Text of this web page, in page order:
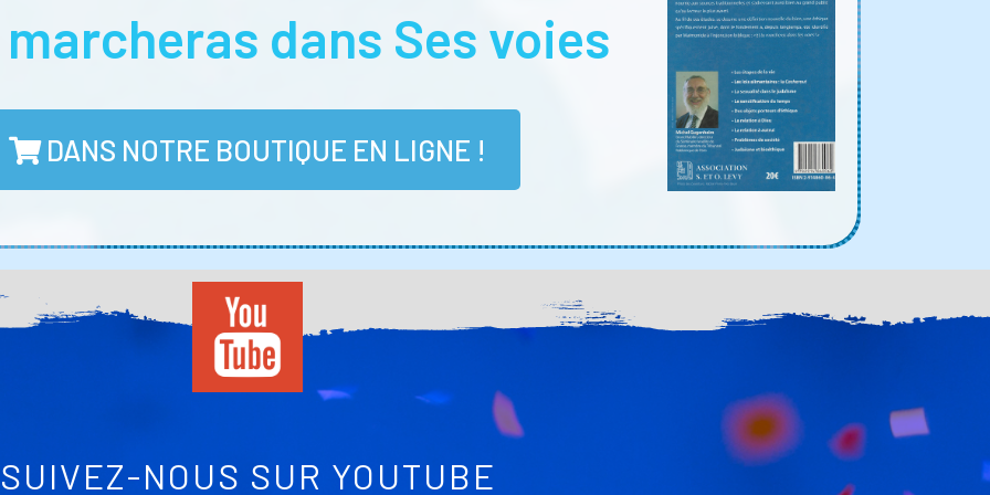
dans Ses voies
DANS NOTRE BOUTIQUE EN LIGNE !
SUIVEZ-NOUS SUR YOUTUBE